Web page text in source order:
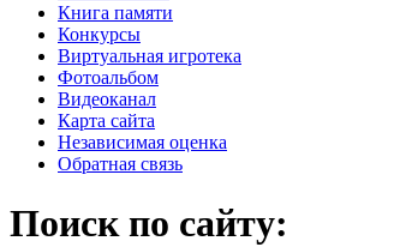
Книга памяти
Конкурсы
Виртуальная игротека
Фотоальбом
Видеоканал
Карта сайта
Независимая оценка
Обратная связь
Поиск по сайту: